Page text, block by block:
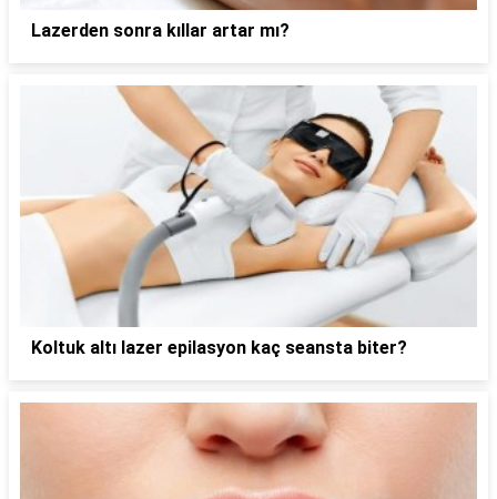
Lazerden sonra kıllar artar mı?
Koltuk altı lazer epilasyon kaç seansta biter?